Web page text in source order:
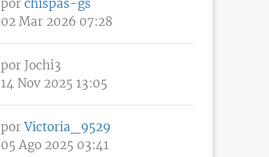
por chispas-gs
02 Mar 2026 07:28
por Jochi3
14 Nov 2025 13:05
porVictoria_9529
05 Ago 2025 03:41